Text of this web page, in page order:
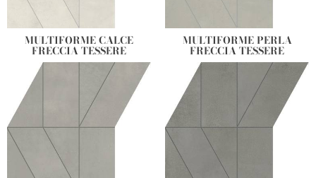
MULTIFORME CALCE
FRECCIA TESSERE
MULTIFORME PERLA
FRECCIA TESSERE